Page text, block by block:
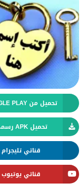
تحميل من GOOGLE PLAY
تحميل APK رسمي
قناتي تليجرام
قناتي يوتيوب